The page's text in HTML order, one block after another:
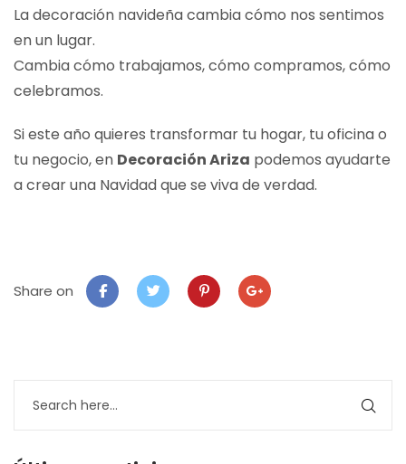
La decoración navideña cambia cómo nos sentimos
en un lugar.
Cambia cómo trabajamos, cómo compramos, cómo
celebramos.
Si este año quieres transformar tu hogar, tu oficina o
tu negocio, en Decoración Ariza podemos ayudarte
a crear una Navidad que se viva de verdad.
Share on